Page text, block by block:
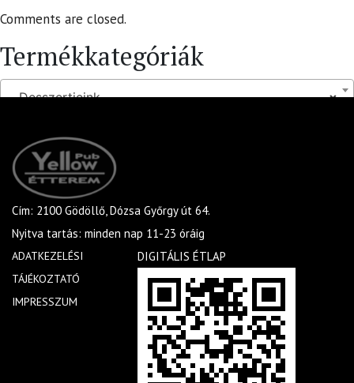
Comments are closed.
Termékkategóriák
×
Desszertjeink
Cím: 2100 Gödöllő, Dózsa Győrgy út 64.
Nyitva tartás: minden nap 11-23 óráig
ADATKEZELÉSI
TÁJÉKOZTATÓ
IMPRESSZUM
DIGITÁLIS ÉTLAP